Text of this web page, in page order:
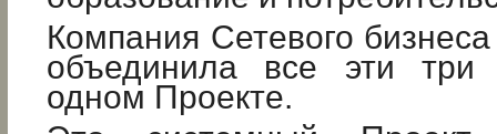
Компания Сетевого
объединила все эти три
одном Проекте.